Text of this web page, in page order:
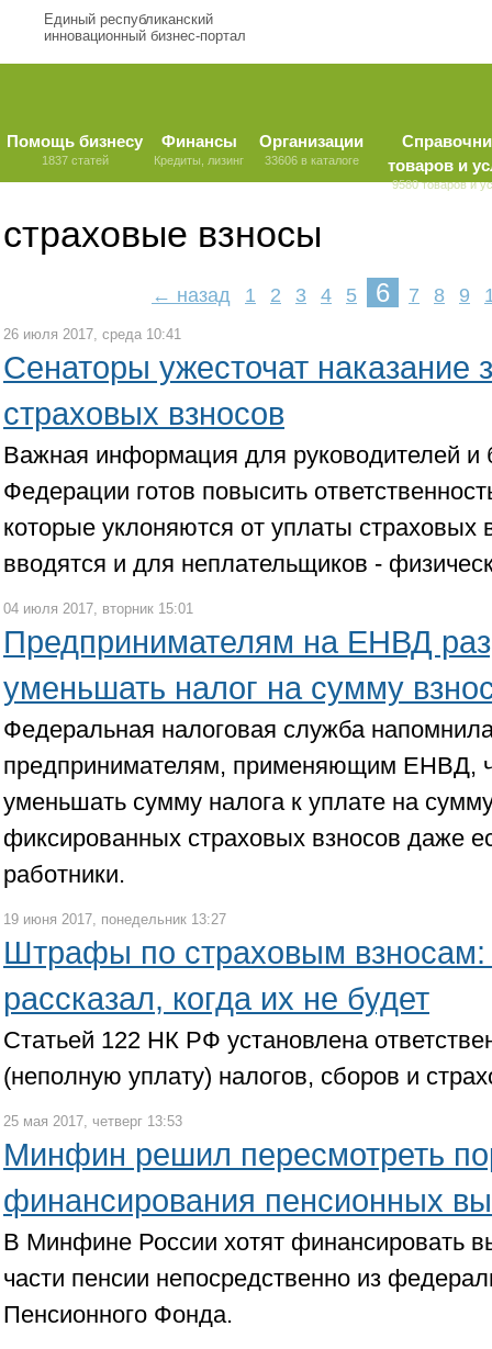
Единый республиканский
инновационный бизнес-портал
Помощь бизнесу
1837 статей
Финансы
Кредиты, лизинг
Организации
33606 в каталоге
товаров и
9580 товаров и
страховые взносы
← назад 1 2 3 4 5 6 7 8 9
26 июля 2017, среда 10:41
Сенаторы ужесточат наказание
страховых взносов
Важная информация для руководителей и
Федерации готов повысить
которые уклоняются от уплаты
вводятся и для неплательщиков -
04 июля 2017, вторник 15:01
Предпринимателям на ЕНВД
уменьшать налог на сумму
Федеральная налоговая служба
предпринимателям, применяющим ЕНВД,
уменьшать сумму налога к уплате на
фиксированных страховых взносов даже
работники.
19 июня 2017, понедельник 13:27
Штрафы по страховым
рассказал, когда их не будет
Статьей 122 НК РФ установлена
(неполную уплату) налогов, сборов и
25 мая 2017, четверг 13:53
Минфин решил пересмотреть
финансирования пенсионных
В Минфине России хотят финансировать
части пенсии непосредственно из
Пенсионного Фонда.